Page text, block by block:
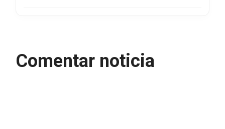
Comentar noticia